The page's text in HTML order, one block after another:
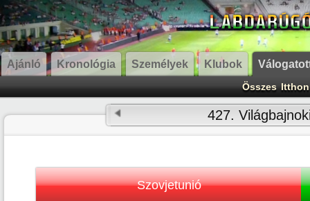
Ajánló Kronológia Személyek Klubok
Összes Itthon
427.
Szovjetunió